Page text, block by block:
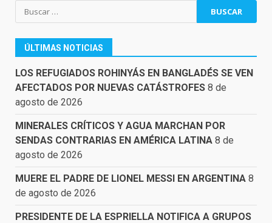
Buscar:
ÚLTIMAS NOTICIAS
LOS REFUGIADOS ROHINYÁS EN BANGLADÉS SE VEN
AFECTADOS POR NUEVAS CATÁSTROFES 8 de
agosto de 2026
MINERALES CRÍTICOS Y AGUA MARCHAN POR
SENDAS CONTRARIAS EN AMÉRICA LATINA 8 de
agosto de 2026
MUERE EL PADRE DE LIONEL MESSI EN ARGENTINA 8
de agosto de 2026
PRESIDENTE DE LA ESPRIELLA NOTIFICA A GRUPOS